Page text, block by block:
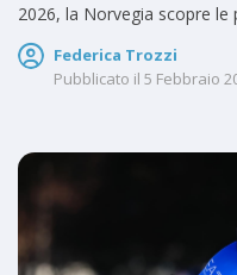
2026, la Norvegia scopre
Federica Trozzi
Pubblicato il 5 Febbraio